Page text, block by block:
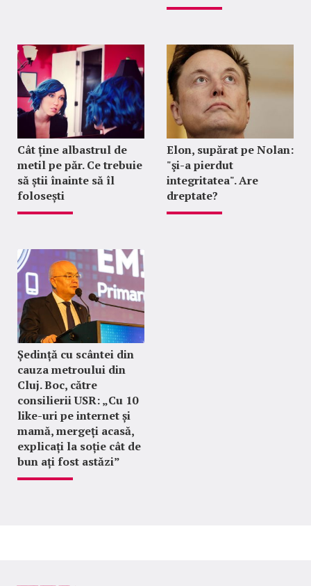
Cât ține albastrul de
metil pe păr. Ce trebuie
să știi înainte să îl
folosești
Elon, supărat pe Nolan:
"şi-a pierdut
integritatea". Are
dreptate?
Ședință cu scântei din
cauza metroului din
Cluj. Boc, către
consilierii USR: „Cu 10
like-uri pe internet și
mamă, mergeți acasă,
explicați la soție cât de
bun ați fost astăzi”